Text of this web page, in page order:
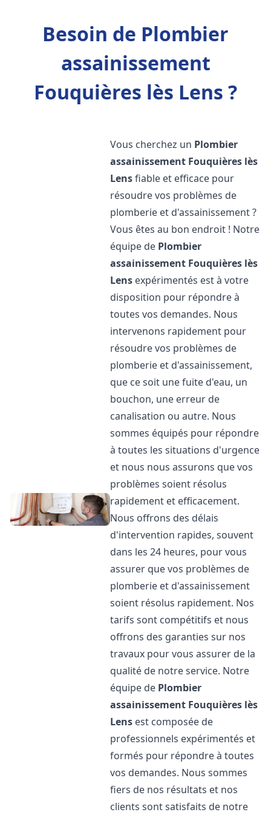
Besoin de Plombier
assainissement
Fouquières lès Lens ?
Vous cherchez un Plombier
assainissement Fouquières lès
Lensfiable et efficace pour
résoudre vos problèmes de
plomberie et d'assainissement ?
Vous êtes au bon endroit ! Notre
équipe de Plombier
assainissement Fouquières lès
Lens expérimentés est à votre
disposition pour répondre à
toutes vos demandes. Nous
intervenons rapidement pour
résoudre vos problèmes de
plomberie et d'assainissement,
que ce soit une fuite d'eau, un
bouchon, une erreur de
canalisation ou autre. Nous
sommes équipés pour répondre
à toutes les situations d'urgence
et nous nous assurons que vos
problèmes soient résolus
rapidement et efficacement.
Nous offrons des délais
d'intervention rapides, souvent
dans les 24 heures, pour vous
assurer que vos problèmes de
plomberie et d'assainissement
soient résolus rapidement. Nos
tarifs sont compétitifs et nous
offrons des garanties sur nos
travaux pour vous assurer de la
qualité de notre service. Notre
équipe de Plombier
assainissement Fouquières lès
Lens est composée de
professionnels expérimentés et
formés pour répondre à toutes
vos demandes. Nous sommes
fiers de nos résultats et nos
clients sont satisfaits de notre